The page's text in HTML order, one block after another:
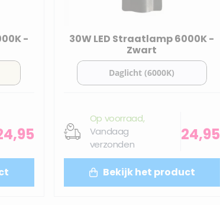
-
30W LED Straatlamp 6000K -
Zwart
Op voorraad,
Vandaag
verzonden
24,95
Bekijk het product